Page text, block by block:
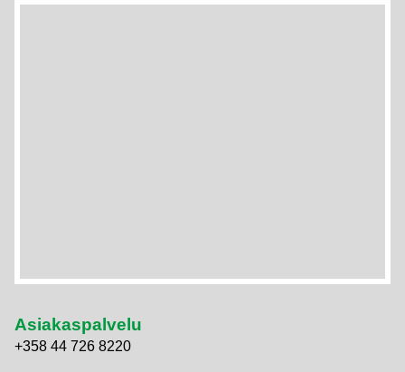
Asiakaspalvelu
+358 44 726 8220